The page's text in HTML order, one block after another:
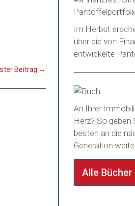
Beitrag →
Im Herbst
über die von
entwickelte
An Ihrer
Herz? So geben
besten an die
Generation
Alle Bücher